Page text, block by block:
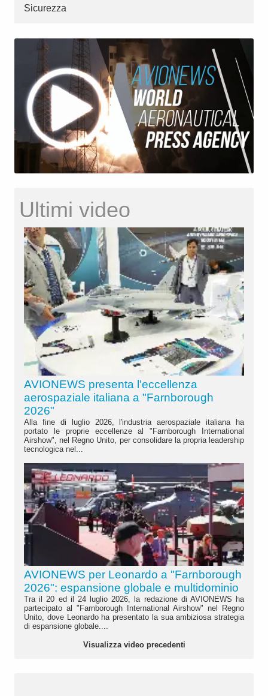
Sicurezza
Ultimi video
AVIONEWS presenta l'eccellenza
aerospaziale italiana a "Farnborough
2026"
Alla fine di luglio 2026, l'industria aerospaziale italiana ha
portato le proprie eccellenze al "Farnborough International
Airshow", nel Regno Unito, per consolidare la propria leadership
tecnologica nel...
AVIONEWS per Leonardo a "Farnborough
2026": espansione globale e multidominio
Tra il 20 ed il 24 luglio 2026, la redazione di AVIONEWS ha
partecipato al "Farnborough International Airshow" nel Regno
Unito, dove Leonardo ha presentato la sua ambiziosa strategia
di espansione globale....
Visualizza video precedenti